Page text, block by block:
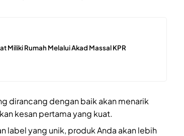
Miliki Rumah Melalui Akad Massal KPR
dirancang dengan baik akan menarik
kesan pertama yang kuat.
label yang unik, produk Anda akan lebih